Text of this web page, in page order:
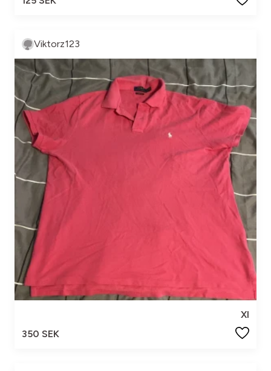
Viktorz123
Xl
350 SEK